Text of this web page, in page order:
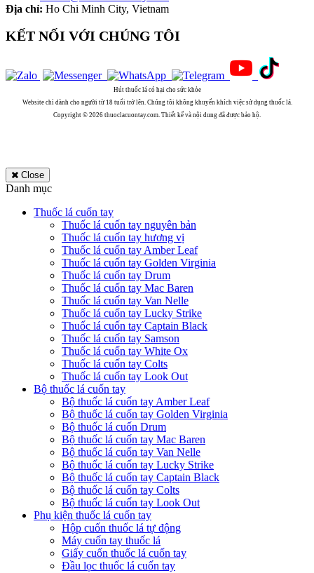
Địa chỉ: Ho Chi Minh City, Vietnam
KẾT NỐI VỚI CHÚNG TÔI
Hút thuốc lá có hại cho sức khỏe
Website chỉ dành cho người từ 18 tuổi trở lên. Chúng tôi không khuyến khích việc sử dụng thuốc lá.
Copyright © 2026 thuoclacuontay.com. Thiết kế và nội dung đã được bảo hộ.
Close
Danh mục
Thuốc lá cuốn tay
Thuốc lá cuốn tay nguyên bản
Thuốc lá cuốn tay hương vị
Thuốc lá cuốn tay Amber Leaf
Thuốc lá cuốn tay Golden Virginia
Thuốc lá cuốn tay Drum
Thuốc lá cuốn tay Mac Baren
Thuốc lá cuốn tay Van Nelle
Thuốc lá cuốn tay Lucky Strike
Thuốc lá cuốn tay Captain Black
Thuốc lá cuốn tay Samson
Thuốc lá cuốn tay White Ox
Thuốc lá cuốn tay Colts
Thuốc lá cuốn tay Look Out
Bộ thuốc lá cuốn tay
Bộ thuốc lá cuốn tay Amber Leaf
Bộ thuốc lá cuốn tay Golden Virginia
Bộ thuốc lá cuốn Drum
Bộ thuốc lá cuốn tay Mac Baren
Bộ thuốc lá cuốn tay Van Nelle
Bộ thuốc lá cuốn tay Lucky Strike
Bộ thuốc lá cuốn tay Captain Black
Bộ thuốc lá cuốn tay Colts
Bộ thuốc lá cuốn tay Look Out
Phụ kiện thuốc lá cuốn tay
Hộp cuốn thuốc lá tự động
Máy cuốn tay thuốc lá
Giấy cuốn thuốc lá cuốn tay
Đầu lọc thuốc lá cuốn tay